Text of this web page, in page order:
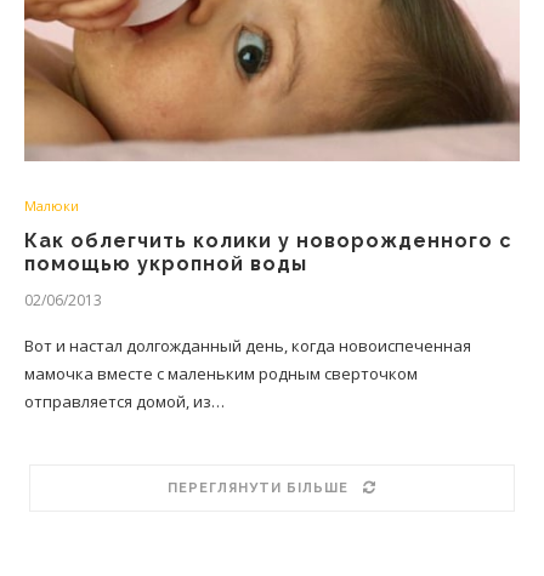
Малюки
Как облегчить колики у новорожденного с
помощью укропной воды
02/06/2013
Вот и настал долгожданный день, когда новоиспеченная
мамочка вместе с маленьким родным сверточком
отправляется домой, из…
ПЕРЕГЛЯНУТИ БІЛЬШЕ